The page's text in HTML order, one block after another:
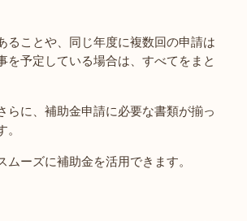
ることや、同じ年度に複数回の申請は
予定している場合は、すべてをまと
らに、補助金申請に必要な書類が揃っ
ーズに補助金を活用できます。